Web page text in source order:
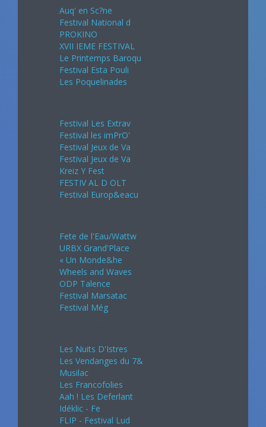
Auq' en Sc?ne
Festival National d
PROKINO
XVII IEME FESTIVAL
Le Printemps Baroqu
Festival Esta Pouli
Les Poquelinades
Festival Les Extrav
Festival les imPrO'
Festival Jeux de Va
Festival Jeux de Va
Kreiz Y Fest
FESTIV AL D OLT
Festival Europ&eacu
Fete de l'Eau/Wattw
URBX Grand'Place
« Un Monde&he
Wheels and Waves
ODP Talence
Festival Marsatac
Festival Még
Les Nuits D'Istres
Les Vendanges du 7&
Musilac
Les Francofolies
Aah ! Les Deferlant
Idéklic - Fe
FLIP - Festival Lud